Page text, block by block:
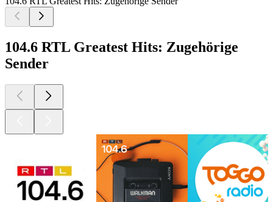
104.6 RTL Greatest Hits: Zugehörige
Sender